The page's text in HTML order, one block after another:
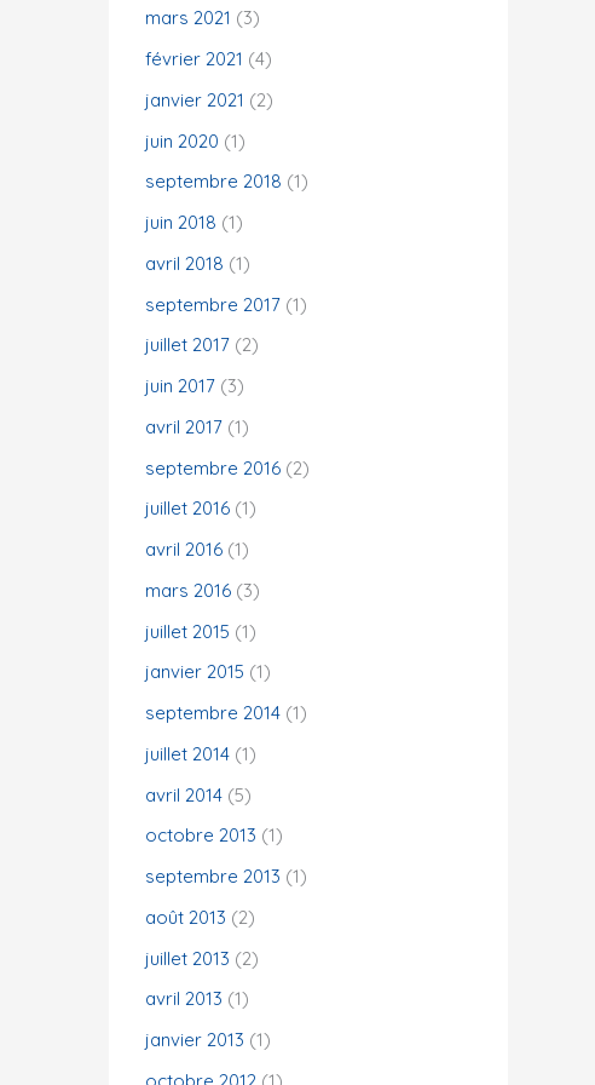
mars 2021 (3)
février 2021 (4)
janvier 2021 (2)
juin 2020 (1)
septembre 2018 (1)
juin 2018 (1)
avril 2018 (1)
septembre 2017 (1)
juillet 2017 (2)
juin 2017 (3)
avril 2017 (1)
septembre 2016 (2)
juillet 2016 (1)
avril 2016 (1)
mars 2016 (3)
juillet 2015 (1)
janvier 2015 (1)
septembre 2014 (1)
juillet 2014 (1)
avril 2014 (5)
octobre 2013 (1)
septembre 2013 (1)
août 2013 (2)
juillet 2013 (2)
avril 2013 (1)
janvier 2013 (1)